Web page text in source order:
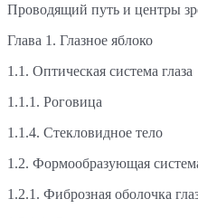
Проводящий путь и центры
Глава 1. Глазное яблоко
1.1. Оптическая система глаза
1.1.1. Роговица
1.1.4. Стекловидное тело
1.2. Формообразующая
1.2.1. Фиброзная оболочка